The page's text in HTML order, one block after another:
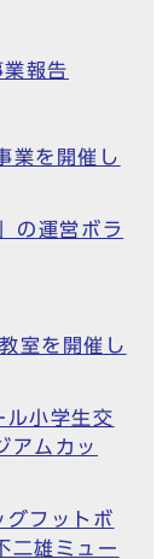
報告
業を開催し
の運営ボラ
室を開催し
小学生交
アムカッ
グフットボ
二雄ミュー